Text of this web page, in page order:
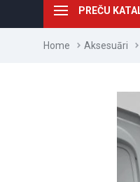
PREČU
Home Aksesuāri